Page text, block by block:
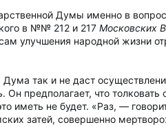
Думы именно в
в №№ 212 и 217 Московских
улучшения народной жизни
так и не даст
предполагает, что толковать
иметь не будет. «Раз, —
затей, совершенно